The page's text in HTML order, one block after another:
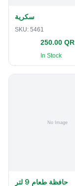
سكرية
SKU: 5461
250.00 QR
In Stock
حافظة طعام 9 لتر